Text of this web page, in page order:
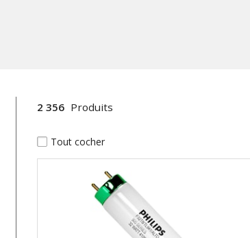
2 356 Produits
Tout cocher